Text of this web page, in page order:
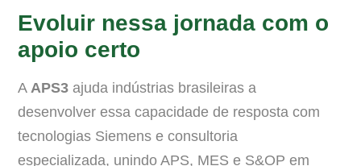
Evoluir nessa jornada com o
apoio certo
A APS3 ajuda indústrias brasileiras a
desenvolver essa capacidade de resposta com
tecnologias Siemens e consultoria
especializada, unindo APS, MES e S&OP em